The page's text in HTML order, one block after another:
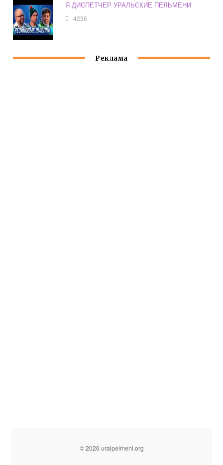
Я ДИСПЕТЧЕР УРАЛЬСКИЕ ПЕЛЬМЕНИ
4236
Реклама
© 2026 uralpelmeni.org